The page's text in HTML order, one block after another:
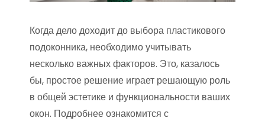
Когда дело доходит до выбора пластикового
подоконника, необходимо учитывать
несколько важных факторов. Это, казалось
бы, простое решение играет решающую роль
в общей эстетике и функциональности ваших
окон. Подробнее ознакомится с